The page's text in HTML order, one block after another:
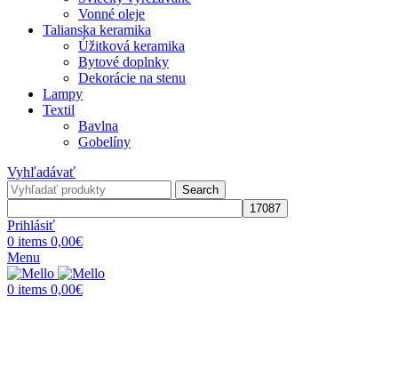
Vonné oleje
Talianska keramika
Úžitková keramika
Bytové doplnky
Dekorácie na stenu
Lampy
Textil
Bavlna
Gobelíny
Vyhľadávať
Search
Prihlásiť
0 items 0,00€
Menu
0 items 0,00€